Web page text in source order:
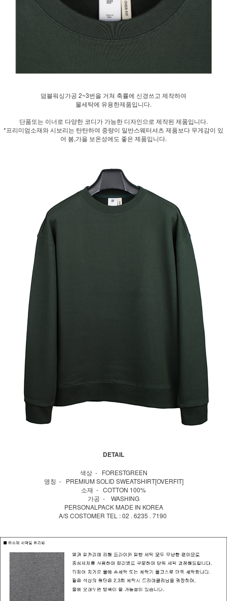
덤블워싱가공 2~3번을 거쳐 축률에 신경쓰고 제작하여
물세탁에 유용한제품입니다.
단품또는 이너로 다양한 코디가 가능한 디자인으로 제작된 제품입니다.
*프리미엄소재와 시보리는 탄탄하여 중량이 일반스웨터셔츠 제품보다 무게감이 있
어 봄,가을 보온성에도 좋은 제품입니다.
DETAIL
색상 - FORESTGREEN
명칭 - PREMIUM SOLID SWEATSHIRT[OVERFIT]
소재 - COTTON 100%
가공 - WASHING
PERSONALPACK MADE IN KOREA
A/S COSTOMER TEL : 02 . 6235 . 7190